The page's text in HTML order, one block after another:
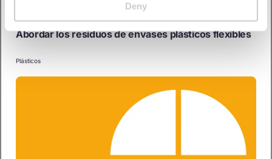
Deny
Artículos
Abordar los residuos de envases plásticos flexibles
Plásticos